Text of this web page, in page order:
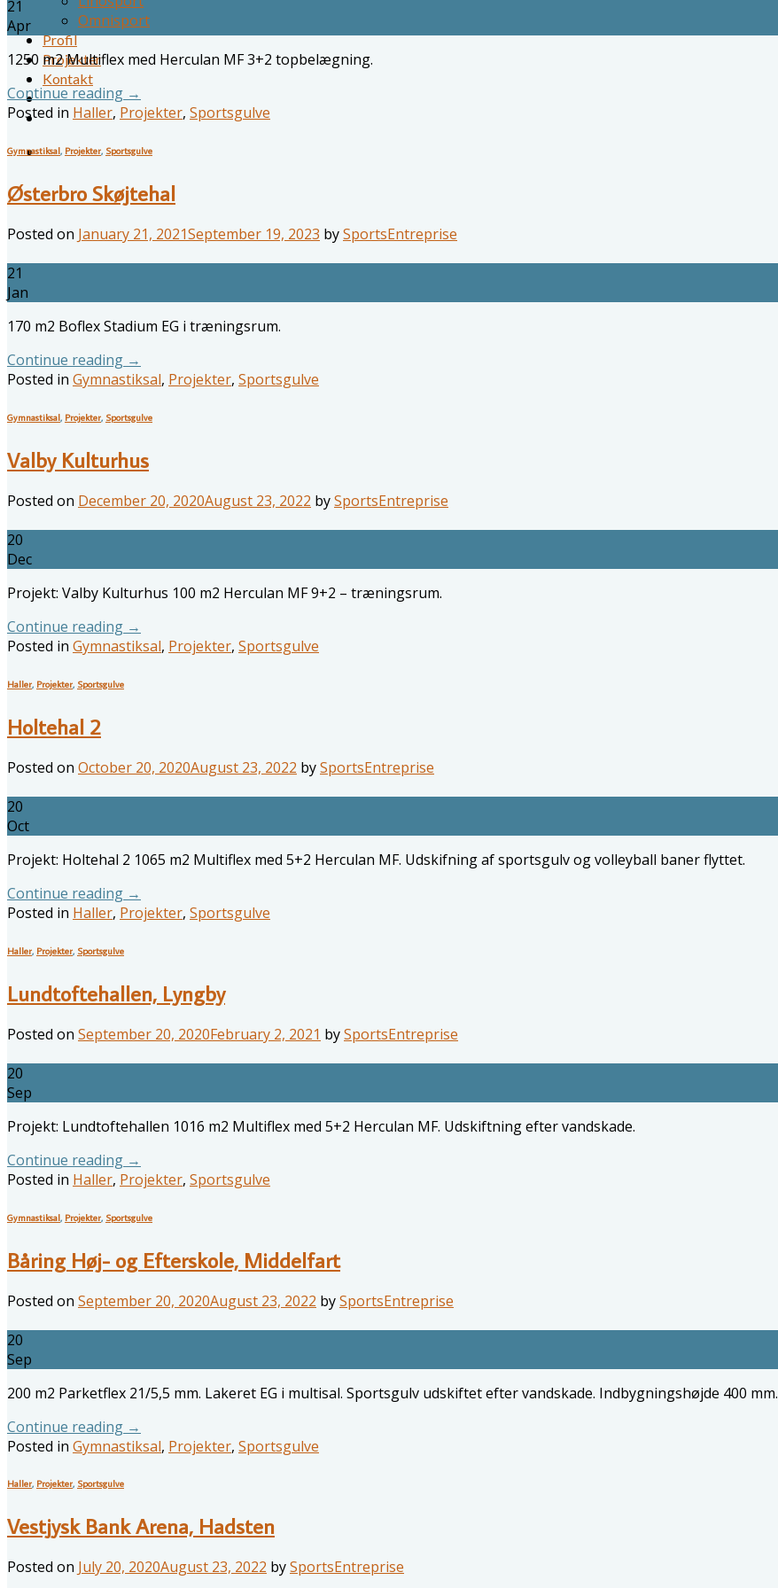
Omnisport
Profil
Projekter
Kontakt
21
Apr
1250 m2 Multiflex med Herculan MF 3+2 topbelægning.
Continue reading →
Posted in Haller, Projekter, Sportsgulve
Gymnastiksal, Projekter, Sportsgulve
Østerbro Skøjtehal
Posted on January 21, 2021September 19, 2023 bySportsEntreprise
21
Jan
170 m2 Boflex Stadium EG i træningsrum.
Continue reading →
Posted in Gymnastiksal, Projekter, Sportsgulve
Gymnastiksal, Projekter, Sportsgulve
Valby Kulturhus
Posted on December 20, 2020August 23, 2022 bySportsEntreprise
20
Dec
Projekt: Valby Kulturhus 100 m2 Herculan MF 9+2 – træningsrum.
Continue reading →
Posted in Gymnastiksal, Projekter, Sportsgulve
Haller, Projekter, Sportsgulve
Holtehal 2
Posted on October 20, 2020August 23, 2022 bySportsEntreprise
20
Oct
Projekt: Holtehal 2 1065 m2 Multiflex med 5+2 Herculan MF. Udskifning af sportsgulv og volleyball baner flyttet.
Continue reading →
Posted in Haller, Projekter, Sportsgulve
Haller, Projekter, Sportsgulve
Lundtoftehallen, Lyngby
Posted on September 20, 2020February 2, 2021 bySportsEntreprise
20
Sep
Projekt: Lundtoftehallen 1016 m2 Multiflex med 5+2 Herculan MF. Udskiftning efter vandskade.
Continue reading →
Posted in Haller, Projekter, Sportsgulve
Gymnastiksal, Projekter, Sportsgulve
Båring Høj- og Efterskole, Middelfart
Posted on September 20, 2020August 23, 2022 bySportsEntreprise
20
Sep
200 m2 Parketflex 21/5,5 mm. Lakeret EG i multisal. Sportsgulv udskiftet efter vandskade. Indbygningshøjde 400 mm.
Continue reading →
Posted in Gymnastiksal, Projekter, Sportsgulve
Haller, Projekter, Sportsgulve
Vestjysk Bank Arena, Hadsten
Posted on July 20, 2020August 23, 2022 bySportsEntreprise